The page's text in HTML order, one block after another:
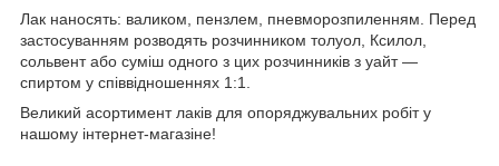
Лак наносять: валиком, пензлем, пневморозпиленням. Перед
застосуванням розводять розчинником толуол, Ксилол,
сольвент або суміш одного з цих розчинників з уайт —
спиртом у співвідношеннях 1:1.
Великий асортимент лаків для опоряджувальних робіту
нашому інтернет-магазіне!